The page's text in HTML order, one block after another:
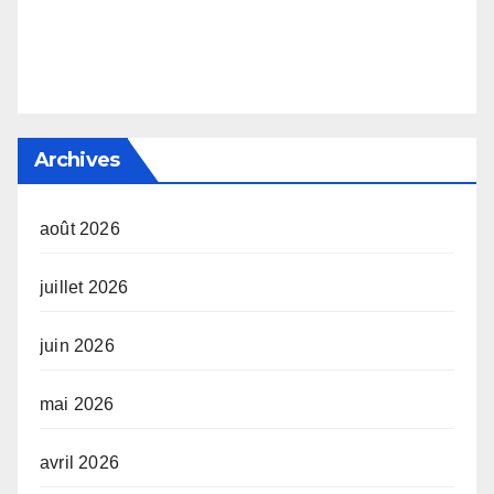
Archives
août 2026
juillet 2026
juin 2026
mai 2026
avril 2026